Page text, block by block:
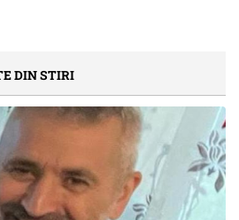
DIN STIRI